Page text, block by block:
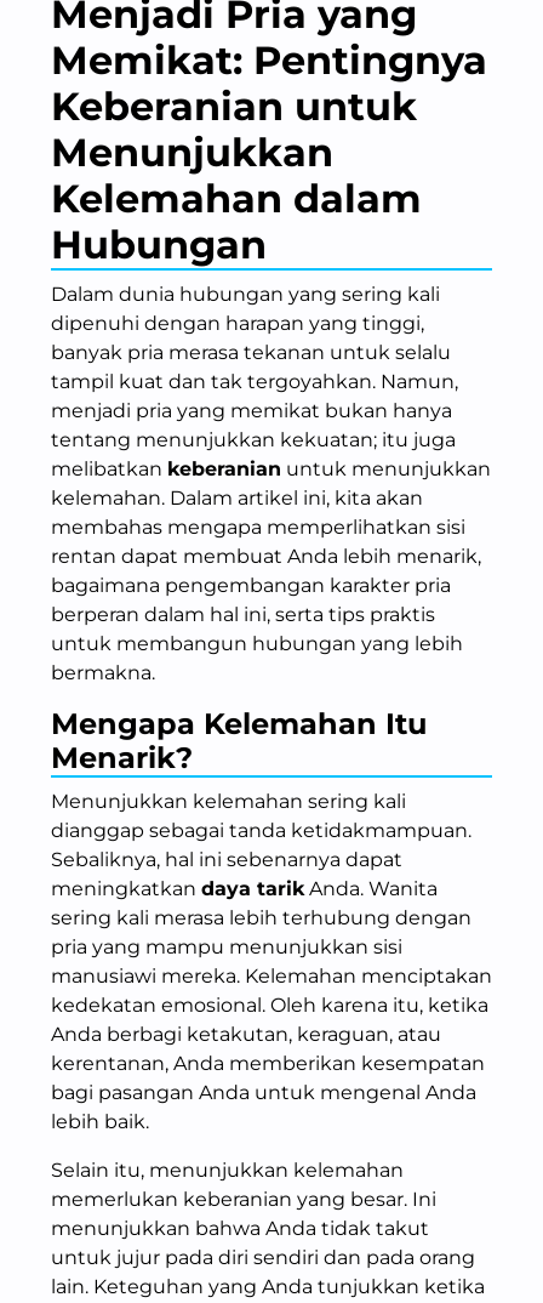
Menjadi Pria yang
Memikat: Pentingnya
Keberanian untuk
Menunjukkan
Kelemahan dalam
Hubungan
Dalam dunia hubungan yang sering kali
dipenuhi dengan harapan yang tinggi,
banyak pria merasa tekanan untuk selalu
tampil kuat dan tak tergoyahkan. Namun,
menjadi pria yang memikat bukan hanya
tentang menunjukkan kekuatan; itu juga
melibatkan keberanian untuk menunjukkan
kelemahan. Dalam artikel ini, kita akan
membahas mengapa memperlihatkan sisi
rentan dapat membuat Anda lebih menarik,
bagaimana pengembangan karakter pria
berperan dalam hal ini, serta tips praktis
untuk membangun hubungan yang lebih
bermakna.
Mengapa Kelemahan Itu
Menarik?
Menunjukkan kelemahan sering kali
dianggap sebagai tanda ketidakmampuan.
Sebaliknya, hal ini sebenarnya dapat
meningkatkan daya tarikAnda. Wanita
sering kali merasa lebih terhubung dengan
pria yang mampu menunjukkan sisi
manusiawi mereka. Kelemahan menciptakan
kedekatan emosional. Oleh karena itu, ketika
Anda berbagi ketakutan, keraguan, atau
kerentanan, Anda memberikan kesempatan
bagi pasangan Anda untuk mengenal Anda
lebih baik.
Selain itu, menunjukkan kelemahan
memerlukan keberanian yang besar. Ini
menunjukkan bahwa Anda tidak takut
untuk jujur pada diri sendiri dan pada orang
lain. Keteguhan yang Anda tunjukkan ketika